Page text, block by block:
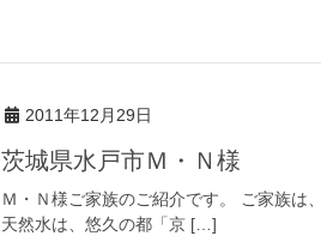
2011年12月29日
茨城県水戸市Ｍ・Ｎ様
Ｍ・Ｎ様ご家族のご紹介です。 ご家族は
天然水は、悠久の都「京 […]